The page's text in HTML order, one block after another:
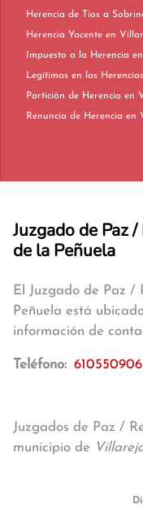
Herencia
Juzgado de Paz
de la Peñuela
El Juzgado de Paz /
Peñuela está
información de
Teléfono: 610550906
Juzgados de Paz /
municipio de